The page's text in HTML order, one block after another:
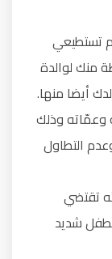
تستطيعي
منك لوالدة
أيضا منها.
وذلك
التطاول
تقتضي
شديد